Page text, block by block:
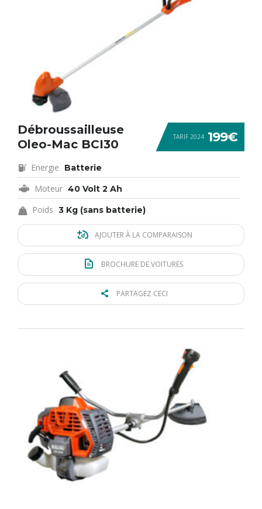
TARIF 2024 199€
Débroussailleuse
Oleo-Mac BCI30
Energie Batterie
Moteur 40 Volt 2 Ah
Poids 3 Kg (sans batterie)
AJOUTER À LA COMPARAISON
BROCHURE DE VOITURES
PARTAGEZ CECI